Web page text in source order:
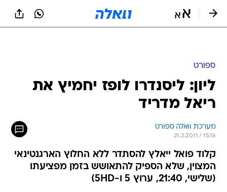
ספורט
ליון: ליסנדרו לופז יחמיץ את
ריאל מדריד
מערכת וואלה ספורט
21.2.2011 / 15:16
קלוד פואל ייאלץ להסתדר ללא החלוץ הארגנטינאי
המצוין, שלא הספיק להתאושש בזמן מפציעתו
(שלישי, 21:40, ערוץ 5 ו-5HD)